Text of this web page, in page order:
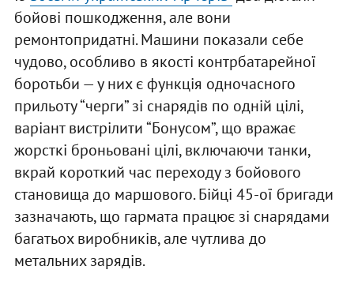
бойові пошкодження, але вони
ремонтопридатні. Машини показали себе
чудово, особливо в якості контрбатарейної
боротьби — у них є функція одночасного
прильоту “черги” зі снарядів по одній цілі,
варіант вистрілити “Бонусом”, що вражає
жорсткі броньовані цілі, включаючи танки,
вкрай короткий час переходу з бойового
становища до маршового. Бійці 45-ої бригади
зазначають, що гармата працює зі снарядами
багатьох виробників, але чутлива до
метальних зарядів.